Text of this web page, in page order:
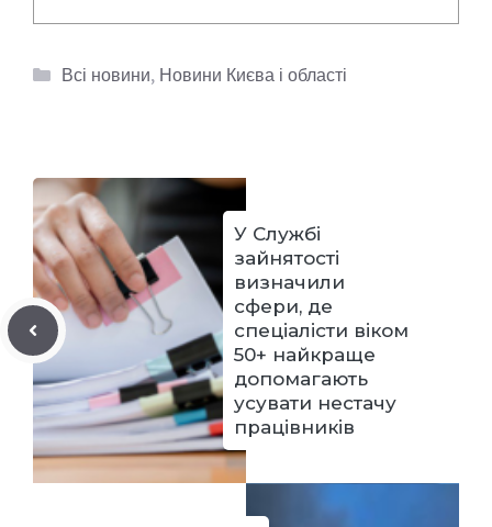
Категорії
Всі новини, Новини Києва і області
У Службі
зайнятості
визначили
сфери, де
спеціалісти віком
50+ найкраще
допомагають
усувати нестачу
працівників